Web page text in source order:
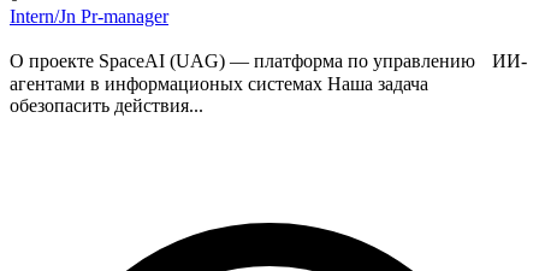
Intern/Jn Pr-manager
О проекте SpaceAI (UAG) — платформа по управлению ИИ-
агентами в информационых системах Наша задача
обезопасить действия...